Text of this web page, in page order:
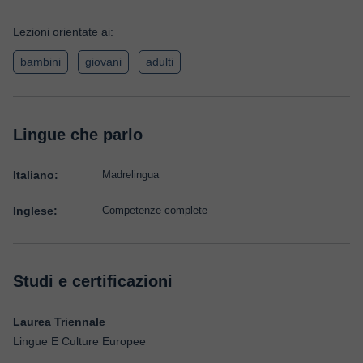
Lezioni orientate ai:
bambini giovani adulti
Lingue che parlo
Italiano: Madrelingua
Inglese: Competenze complete
Studi e certificazioni
Laurea Triennale
Lingue E Culture Europee